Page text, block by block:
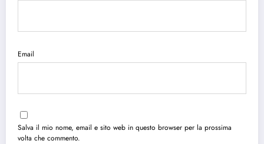
Email
Salva il mio nome, email e sito web in questo browser per la prossima
volta che commento.